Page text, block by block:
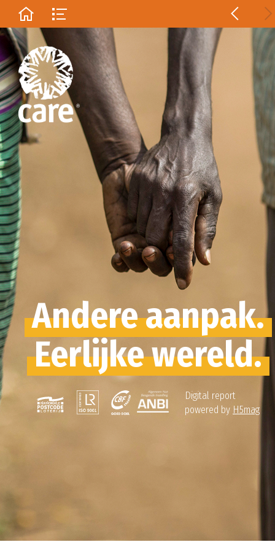
Andere aanpak.
Eerlijke wereld.
Digital report
powered by​​​​​​​ H5mag